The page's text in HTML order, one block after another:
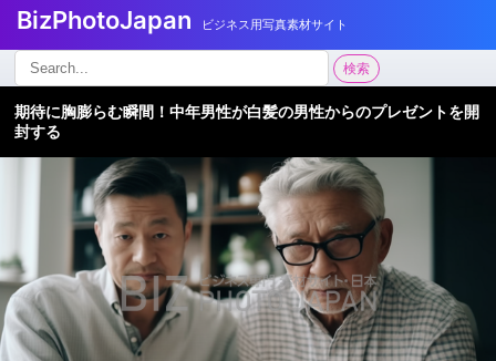
BizPhotoJapan ビジネス用写真素材サイト
検
索:
検索
期待に胸膨らむ瞬間！中年男性が白髪の男性からのプレゼントを開
封する